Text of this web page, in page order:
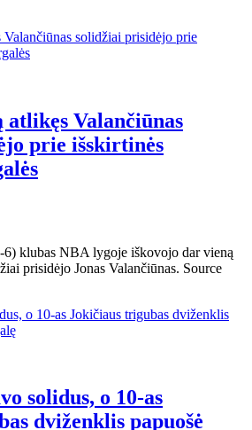
Valančiūnas
prie išskirtinės
6) klubas NBA lygoje iškovojo dar vieną
prisidėjo Jonas Valančiūnas. Source
solidus, o 10-as
dviženklis papuošė